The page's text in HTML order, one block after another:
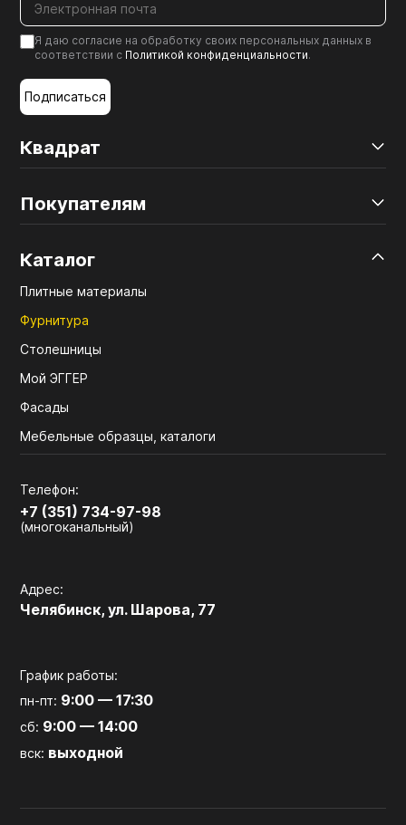
Квадрат
Покупателям
Каталог
Плитные материалы
Фурнитура
Столешницы
Мой ЭГГЕР
Фасады
Мебельные образцы, каталоги
Телефон:
+7 (351) 734-97-98
(многоканальный)
Адрес:
Челябинск, ул. Шарова, 77
График работы:
пн-пт: 9:00 — 17:30
сб: 9:00 — 14:00
вск: выходной
Я даю согласие на обработку своих персональных данных в
соответствии с Политикой конфиденциальности.
Подписаться